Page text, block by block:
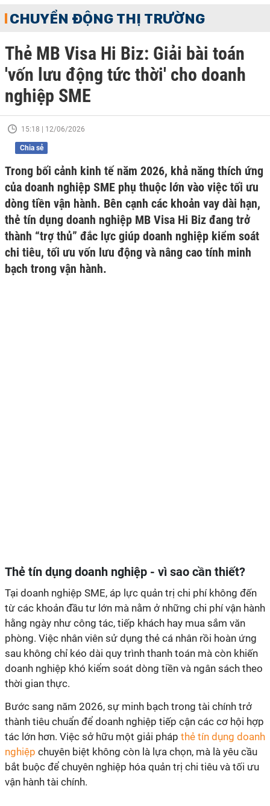
CHUYỂN ĐỘNG THỊ TRƯỜNG
Thẻ MB Visa Hi Biz: Giải bài toán
'vốn lưu động tức thời' cho doanh
nghiệp SME
15:18 | 12/06/2026
Chia sẻ
Trong bối cảnh kinh tế năm 2026, khả năng thích ứng
của doanh nghiệp SME phụ thuộc lớn vào việc tối ưu
dòng tiền vận hành. Bên cạnh các khoản vay dài hạn,
thẻ tín dụng doanh nghiệp MB Visa Hi Biz đang trở
thành “trợ thủ” đắc lực giúp doanh nghiệp kiểm soát
chi tiêu, tối ưu vốn lưu động và nâng cao tính minh
bạch trong vận hành.
Thẻ tín dụng doanh nghiệp - vì sao cần thiết?
Tại doanh nghiệp SME, áp lực quản trị chi phí không đến
từ các khoản đầu tư lớn mà nằm ở những chi phí vận hành
hằng ngày như công tác, tiếp khách hay mua sắm văn
phòng. Việc nhân viên sử dụng thẻ cá nhân rồi hoàn ứng
sau không chỉ kéo dài quy trình thanh toán mà còn khiến
doanh nghiệp khó kiểm soát dòng tiền và ngân sách theo
thời gian thực.
Bước sang năm 2026, sự minh bạch trong tài chính trở
thành tiêu chuẩn để doanh nghiệp tiếp cận các cơ hội hợp
tác lớn hơn. Việc sở hữu một giải pháp thẻ tín dụng doanh
nghiệp chuyên biệt không còn là lựa chọn, mà là yêu cầu
bắt buộc để chuyên nghiệp hóa quản trị chi tiêu và tối ưu
vận hành tài chính.